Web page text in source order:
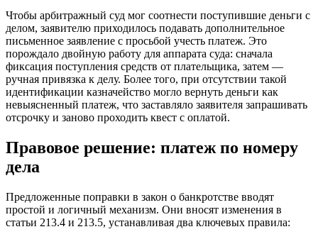
Чтобы арбитражный суд мог соотнести поступившие деньги с
делом, заявителю приходилось подавать дополнительное
письменное заявление с просьбой учесть платеж. Это
порождало двойную работу для аппарата суда: сначала
фиксация поступления средств от плательщика, затем —
ручная привязка к делу. Более того, при отсутствии такой
идентификации казначейство могло вернуть деньги как
невыясненный платеж, что заставляло заявителя запрашивать
отсрочку и заново проходить квест с оплатой.
Правовое решение: платеж по номеру
дела
Предложенные поправки в закон о банкротстве вводят
простой и логичный механизм. Они вносят изменения в
статьи 213.4 и 213.5, устанавливая два ключевых правила: